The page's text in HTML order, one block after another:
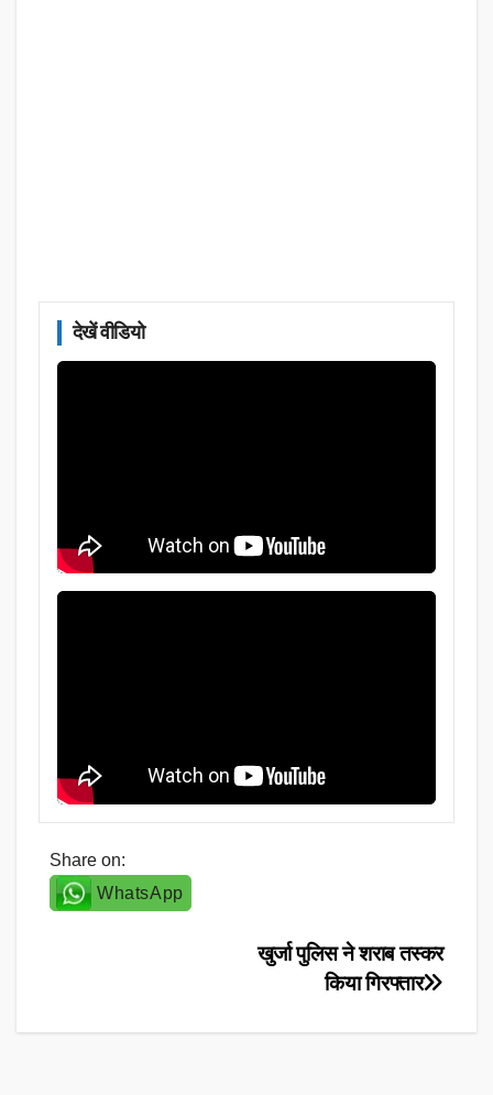
देखें वीडियो
Share on:
WhatsApp
खुर्जा पुलिस ने शराब तस्कर
किया गिरफ्तार